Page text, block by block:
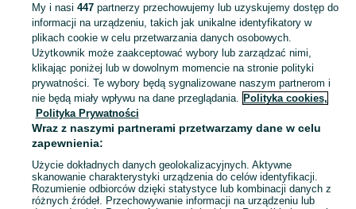
KATEGORIA
Skorzystaj z największego serwisu ogłoszeniowego - Kręciszówka i okolice! Kupuj to, czego pragniesz i sprzedawaj to, czego już nie potrzebujesz! Zobacz
Mapa kategorii
Mapa miejscowości
Mapa ministron
Popularne wyszukiwania
My i nasi 447partnerzy przechowujemy lub uzyskujemy dostęp do
informacji na urządzeniu, takich jak unikalne identyfikatory w
plikach cookie w celu przetwarzania danych osobowych.
Użytkownik może zaakceptować wybory lub zarządzać nimi,
klikając poniżej lub w dowolnym momencie na stronie polityki
prywatności. Te wybory będą sygnalizowane naszym partnerom i
nie będą miały wpływu na dane przeglądania. Polityka cookies,
Polityka Prywatności
Wraz z naszymi partnerami przetwarzamy dane w celu
zapewnienia:
Użycie dokładnych danych geolokalizacyjnych. Aktywne
skanowanie charakterystyki urządzenia do celów identyfikacji.
Rozumienie odbiorców dzięki statystyce lub kombinacji danych z
różnych źródeł. Przechowywanie informacji na urządzeniu lub